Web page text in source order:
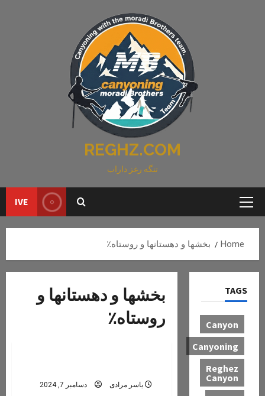
REGHZ.COM
تنگه رغز داراب
Primary
IVE
Home بخشها و دهستانها و روستاه٪
بخشها و دهستانها و
روستاه٪
بخش فورگ
یاسر مرادی دسامبر 7, 2024
TAGS
Canyon
Canyoning
Reghez
Canyon